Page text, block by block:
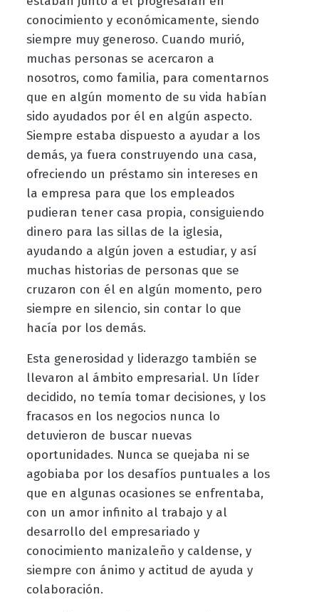
conocimiento y económicamente, siendo
siempre muy generoso. Cuando murió,
muchas personas se acercaron a
nosotros, como familia, para comentarnos
que en algún momento de su vida habían
sido ayudados por él en algún aspecto.
Siempre estaba dispuesto a ayudar a los
demás, ya fuera construyendo una casa,
ofreciendo un préstamo sin intereses en
la empresa para que los empleados
pudieran tener casa propia, consiguiendo
dinero para las sillas de la iglesia,
ayudando a algún joven a estudiar, y así
muchas historias de personas que se
cruzaron con él en algún momento, pero
siempre en silencio, sin contar lo que
hacía por los demás.
Esta generosidad y liderazgo también se
llevaron al ámbito empresarial. Un líder
decidido, no temía tomar decisiones, y los
fracasos en los negocios nunca lo
detuvieron de buscar nuevas
oportunidades. Nunca se quejaba ni se
agobiaba por los desafíos puntuales a los
que en algunas ocasiones se enfrentaba,
con un amor infinito al trabajo y al
desarrollo del empresariado y
conocimiento manizaleño y caldense, y
siempre con ánimo y actitud de ayuda y
colaboración.